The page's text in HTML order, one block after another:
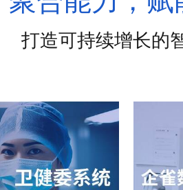
创会论坛
聚合能力，赋